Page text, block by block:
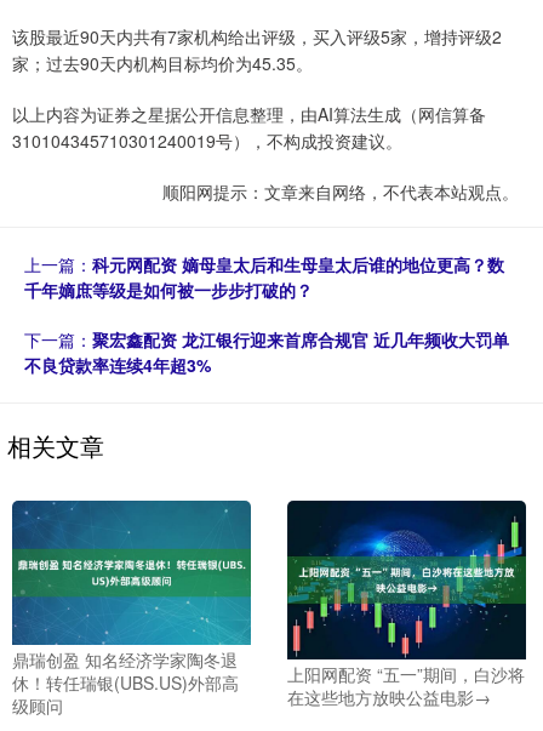
该股最近90天内共有7家机构给出评级，买入评级5家，增持评级2
家；过去90天内机构目标均价为45.35。
以上内容为证券之星据公开信息整理，由AI算法生成（网信算备
310104345710301240019号），不构成投资建议。
顺阳网提示：文章来自网络，不代表本站观点。
上一篇： 科元网配资 嫡母皇太后和生母皇太后谁的地位更高？数
千年嫡庶等级是如何被一步步打破的？
下一篇： 聚宏鑫配资 龙江银行迎来首席合规官 近几年频收大罚单
不良贷款率连续4年超3%
相关文章
鼎瑞创盈 知名经济学家陶冬退
休！转任瑞银(UBS.US)外部高
级顾问
上阳网配资 “五一”期间，白沙将
在这些地方放映公益电影→